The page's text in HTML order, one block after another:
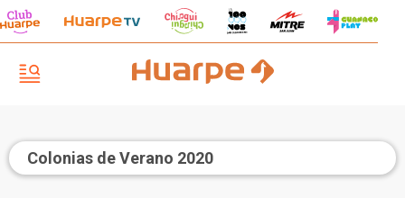
Colonias de Verano 2020